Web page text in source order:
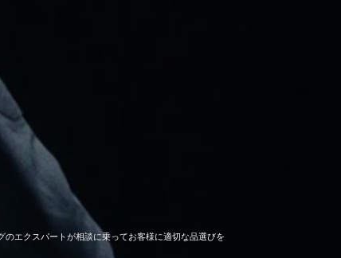
のエクスパートが相談に乗ってお客様に適切な品選びを